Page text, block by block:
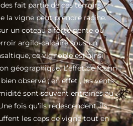
fait partie de ces terroirs
la vigne peut prendre racine.
un coteau à forte pente où
argilo-calcaire sous un
ce vignoble est ainsi
géographique. L’effet de foehn
observé ; en effet , les vents
sont souvent entrainés au-
fois qu’ils redescendent, ils
les ceps de vigne tout en